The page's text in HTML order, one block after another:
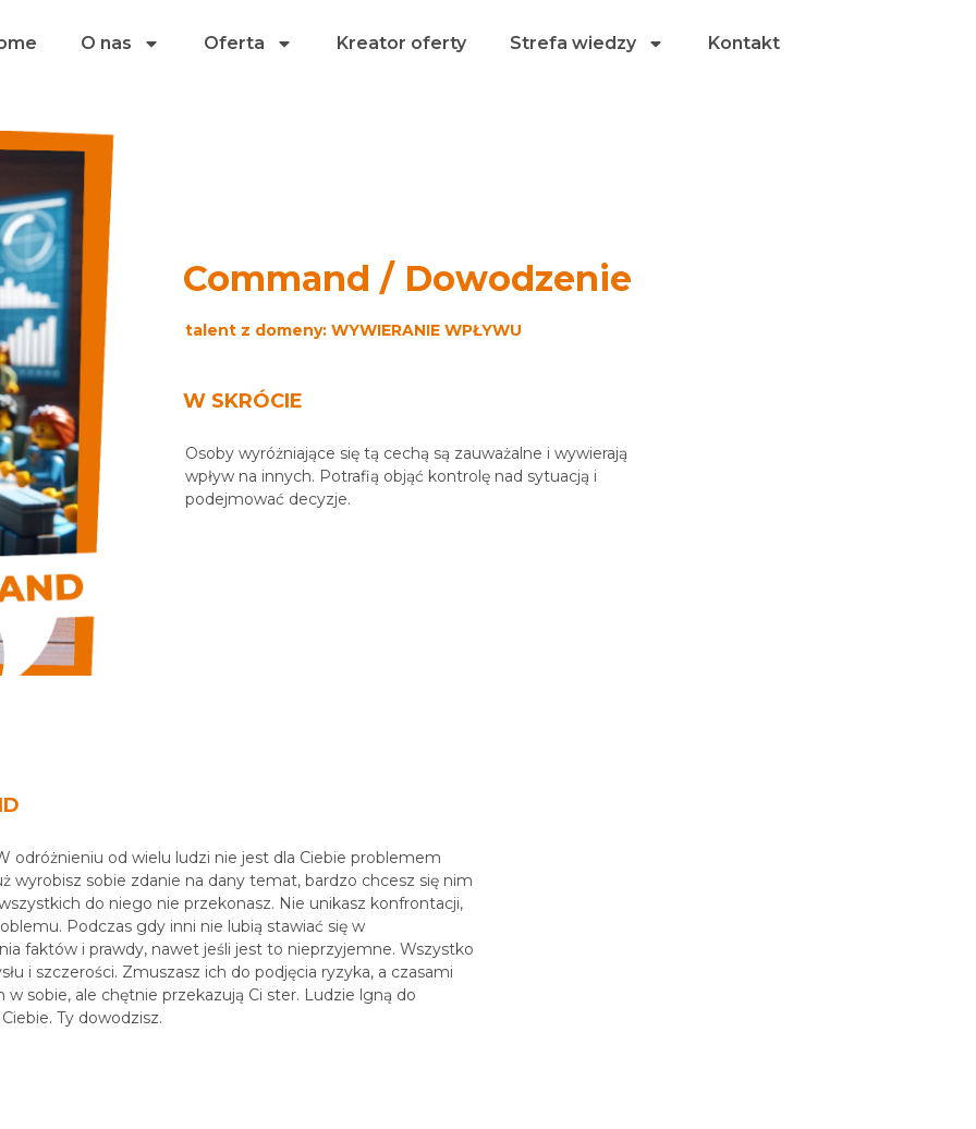
O nas Oferta Kreator oferty Strefa wiedzy Kontakt
Command / Dowodzenie
talent z domeny: WYWIERANIE WPŁYWU
W SKRÓCIE
Osoby wyróżniające się tą cechą są zauważalne i wywierają
wpływ na innych. Potrafią objąć kontrolę nad sytuacją i
podejmować decyzje.
odróżnieniu od wielu ludzi nie jest dla Ciebie problemem
wyrobisz sobie zdanie na dany temat, bardzo chcesz się nim
do niego nie przekonasz. Nie unikasz konfrontacji,
Podczas gdy inni nie lubią stawiać się w
faktów i prawdy, nawet jeśli jest to nieprzyjemne. Wszystko
i szczerości. Zmuszasz ich do podjęcia ryzyka, a czasami
sobie, ale chętnie przekazują Ci ster. Ludzie lgną do
Ty dowodzisz.